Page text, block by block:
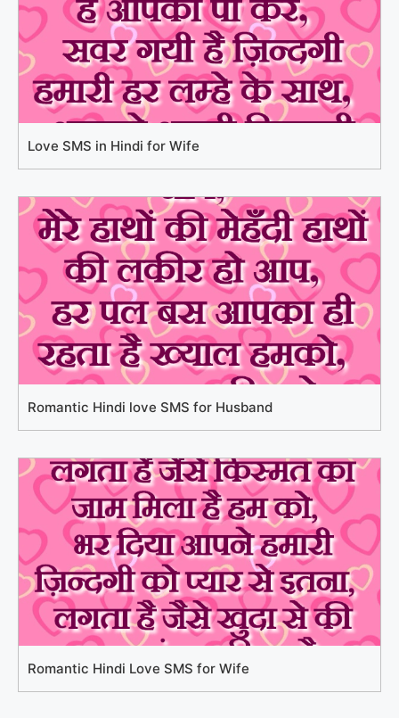
Love SMS in Hindi for Wife
Romantic Hindi love SMS for Husband
Romantic Hindi Love SMS for Wife